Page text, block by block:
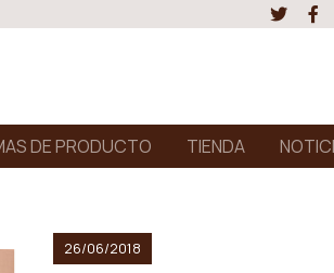
DE PRODUCTO TIENDA
26/06/2018